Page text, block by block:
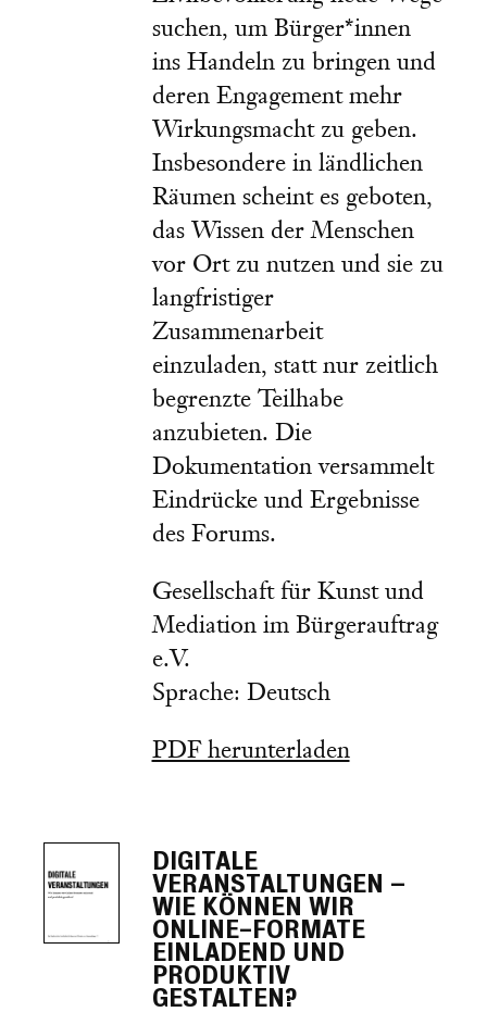
suchen, um Bürger*innen
ins Handeln zu bringen und
deren Engagement mehr
Wirkungsmacht zu geben.
Insbesondere in ländlichen
Räumen scheint es geboten,
das Wissen der Menschen
vor Ort zu nutzen und sie zu
langfristiger
Zusammenarbeit
einzuladen, statt nur zeitlich
begrenzte Teilhabe
anzubieten. Die
Dokumentation versammelt
Eindrücke und Ergebnisse
des Forums.
Gesellschaft für Kunst und
Mediation im Bürgerauftrag
e.V.
Sprache: Deutsch
PDF herunterladen
DIGITALE
VERANSTALTUNGEN –
WIE KÖNNEN WIR
ONLINE-FORMATE
EINLADEND UND
PRODUKTIV
GESTALTEN?